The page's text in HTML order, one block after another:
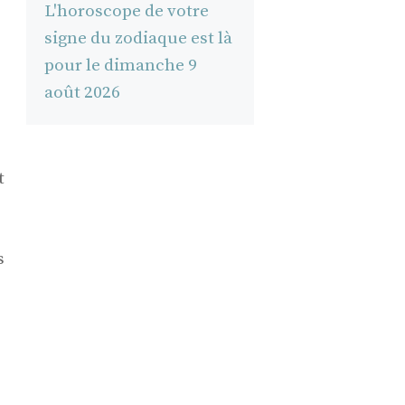
L'horoscope de votre
signe du zodiaque est là
pour le dimanche 9
août 2026